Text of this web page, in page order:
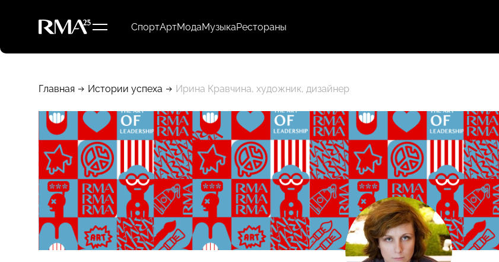
СпортАртМодаМузыкаРестораны
Главная Истории успеха Ирина Кравчина, художник, дизайнер